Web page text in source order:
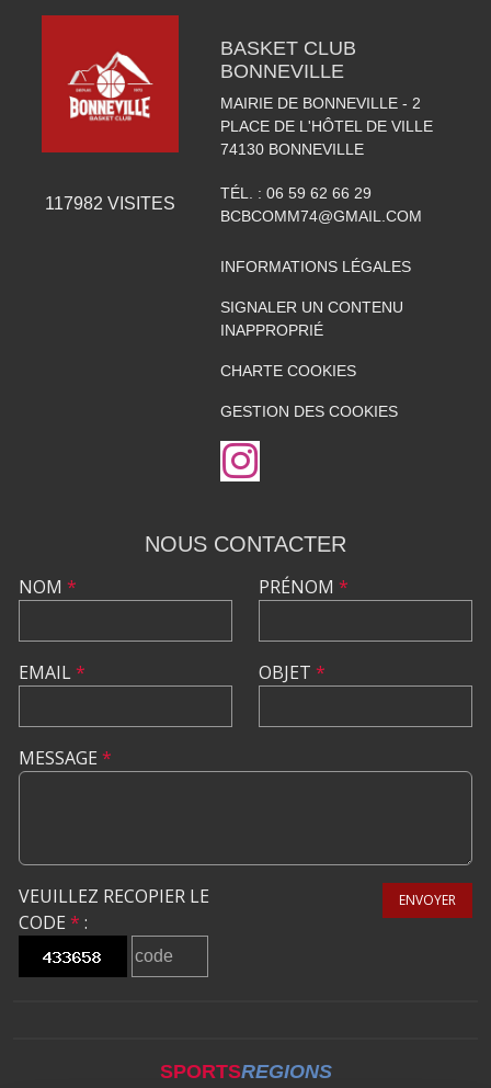
117982 VISITES
BASKET CLUB
BONNEVILLE
MAIRIE DE BONNEVILLE - 2
PLACE DE L'HÔTEL DE VILLE
74130 BONNEVILLE
TÉL. : 06 59 62 66 29
BCBCOMM74@GMAIL.COM
INFORMATIONS LÉGALES
SIGNALER UN CONTENU
INAPPROPRIÉ
CHARTE COOKIES
GESTION DES COOKIES
NOUS CONTACTER
NOM *
EMAIL*
PRÉNOM *
OBJET *
MESSAGE *
VEUILLEZ RECOPIER LE
CODE * :
ENVOYER
SPORTSREGIONS